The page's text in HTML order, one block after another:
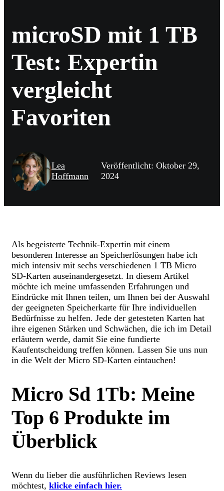
microSD mit 1 TB
Test: Expertin
vergleicht
Favoriten
Lea
Hoffmann
Veröffentlicht: Oktober 29,
2024
Als begeisterte Technik-Expertin mit einem
besonderen Interesse an Speicherlösungen habe ich
mich intensiv mit sechs verschiedenen 1 TB Micro
SD-Karten auseinandergesetzt. In diesem Artikel
möchte ich meine umfassenden Erfahrungen und
Eindrücke mit Ihnen teilen, um Ihnen bei der Auswahl
der geeigneten Speicherkarte für Ihre individuellen
Bedürfnisse zu helfen. Jede der getesteten Karten hat
ihre eigenen Stärken und Schwächen, die ich im Detail
erläutern werde, damit Sie eine fundierte
Kaufentscheidung treffen können. Lassen Sie uns nun
in die Welt der Micro SD-Karten eintauchen!
Micro Sd 1Tb: Meine
Top 6 Produkte im
Überblick
Wenn du lieber die ausführlichen Reviews lesen
möchtest, klicke einfach hier.